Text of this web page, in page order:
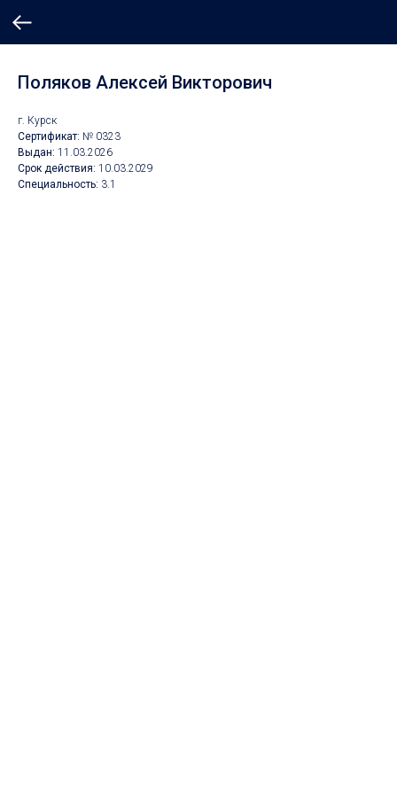
Поляков Алексей Викторович
г. Курск
Сертификат: № 0323
Выдан: 11 .03.2026
Срок действия: 10.03.2029
Специальность: 3.1